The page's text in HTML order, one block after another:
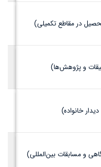
در مقاطع تکمیلی)
و پژوهش‌ها)
خانواده)
و مسابقات بین‌المللی)